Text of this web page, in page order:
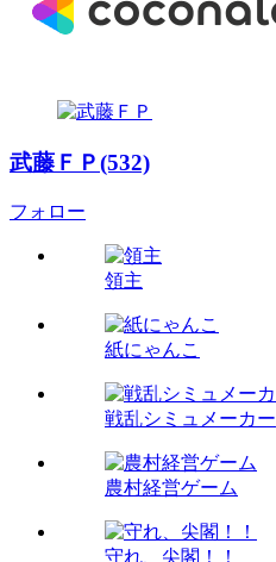
武藤ＦＰ(532)
フォロー
領主
紙にゃんこ
戦乱シミュメーカー
農村経営ゲーム
守れ、尖閣！！